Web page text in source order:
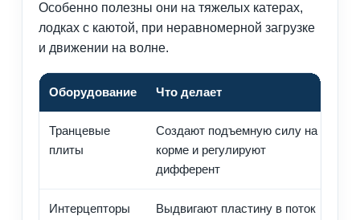
Особенно полезны они на тяжелых катерах,
лодках с каютой, при неравномерной загрузке
и движении на волне.
Оборудование Что делает
Транцевые
плиты
Создают подъемную силу на
корме и регулируют
дифферент
Интерцепторы
Выдвигают пластину в поток